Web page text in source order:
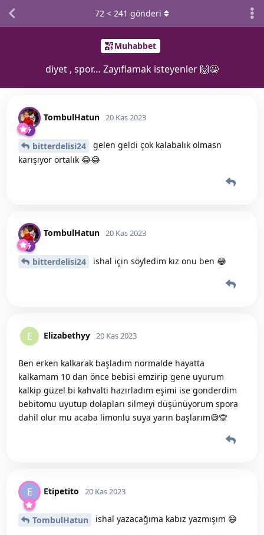
Muhabbet
diyet , spor… Zayıflamak isteyenler 🙌😀
72 < 241 gönderi
TombulHatun 20 Kas 2023
bitterdelisi24
gelen geldi çok kalabalık olmasn
karışıyor ortalık 😂😂
TombulHatun 20 Kas 2023
bitterdelisi24 ishal için söyledim kız onu ben 😂
E Elizabethyy 20 Kas 2023
Ben erken kalkarak başladım normalde hayatta
kalkamam 10 dan önce bebisi emzirip gene uyurum
kalkip güzel bi kahvalti hazırladım eşimi ise gonderdim
bebitomu uyutup dolapları silmeyi düşünüyorum spora
dahil olur mu acaba limonlu suya yarın başlarım😅🙊
E Etipetito 20 Kas 2023
TombulHatun ishal yazacağıma kabız yazmışım 😄